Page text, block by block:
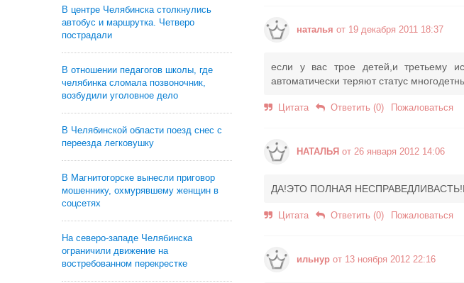
В центре Челябинска столкнулись
автобус и маршрутка. Четверо
пострадали
В отношении педагогов школы, где
челябинка сломала позвоночник,
возбудили уголовное дело
В Челябинской области поезд снес с
переезда легковушку
В Магнитогорске вынесли приговор
мошеннику, охмурявшему женщин в
соцсетях
На северо-западе Челябинска
ограничили движение на
востребованном перекрестке
наталья от 19 декабря 2011 18:37
если у вас трое детей,и третьему
автоматически теряют статус
Цитата Ответить (0) Пожаловаться
НАТАЛЬЯ от 26 января 2012 14:06
ДА!ЭТО ПОЛНАЯ
Цитата Ответить (0) Пожаловаться
ильнур от 13 ноября 2012 22:16